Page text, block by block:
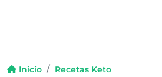
Inicio
Recetas Keto